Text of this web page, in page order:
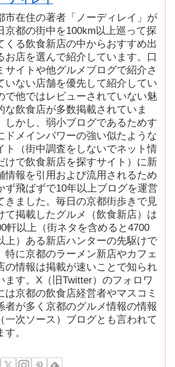
市在住の著者「ノーディレイ」が
京都の街中を100km以上巡って探
くる飲食新店の中からおすすめ出
お店を選んで紹介しています。口
サイトや他グルメブログで紹介さ
いない店舗を優先して紹介してい
で他ではレビューされていない魅
な飲食店が多数掲載されていま
しかし、弱小ブログであるためす
ドメインパワーの強い似たような
ト（街中調査をしないでネット情
けで飲食新店を探すサイト）に新
情報を引用および流用されるため
ず飛ばずで10年以上ブログを運営
きました。毎日の京都街歩きで見
て掲載したグルメ（飲食新店）は
軒以上（街ネタを含めると4700
上）ある新店ハンターの先駆けで
特に京都のラーメン新店やカフェ
の情報は掲載が速いことで知られ
ます。X（旧Twitter）のフォロワ
は京都の飲食店経営者やマスコミ
者が多く京都のグルメ情報の情報
一次ソース）ブログとも言われて
す。